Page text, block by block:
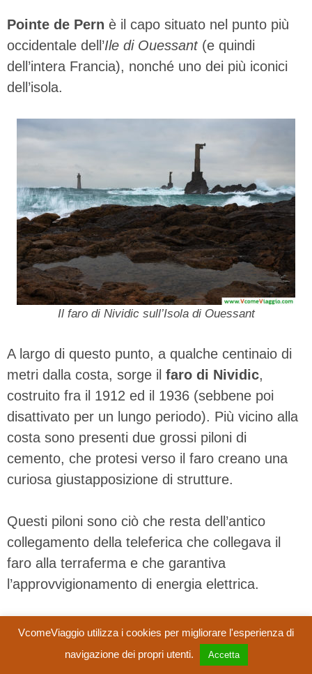
Pointe de Pern è il capo situato nel punto più
occidentale dell’Ile di Ouessant (e quindi
dell’intera Francia), nonché uno dei più iconici
dell’isola.
Il faro di Nividic sull’Isola di Ouessant
A largo di questo punto, a qualche centinaio di
metri dalla costa, sorge il faro di Nividic,
costruito fra il 1912 ed il 1936 (sebbene poi
disattivato per un lungo periodo). Più vicino alla
costa sono presenti due grossi piloni di
cemento, che protesi verso il faro creano una
curiosa giustapposizione di strutture.
Questi piloni sono ciò che resta dell’antico
collegamento della teleferica che collegava il
faro alla terraferma e che garantiva
l’approvvigionamento di energia elettrica.
A termine del sentiero che conduce a
Pointe de
, si trovano anche le rovine di alcune
antiche costruzioni abbandonate, la cui natura
VcomeViaggio utilizza i cookies per migliorare l'esperienza di
navigazione dei propri utenti.
Accetta